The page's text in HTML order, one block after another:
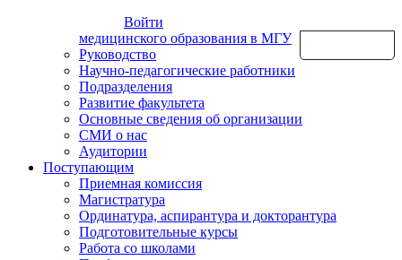
Войти
медицинского образования в МГУ
Руководство
Научно-педагогические работники
Подразделения
Развитие факультета
Основные сведения об организации
СМИ о нас
Аудитории
Поступающим
Приемная комиссия
Магистратура
Ординатура, аспирантура и докторантура
Подготовительные курсы
Работа со школами